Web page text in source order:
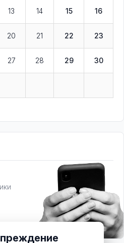
13 14 15 16
20 21 22 23
27 28 29 30